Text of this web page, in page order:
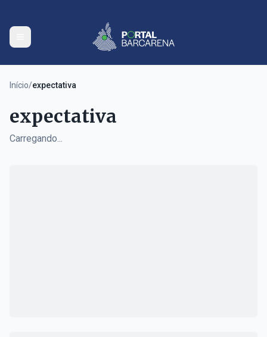
Início/expectativa
expectativa
Carregando...